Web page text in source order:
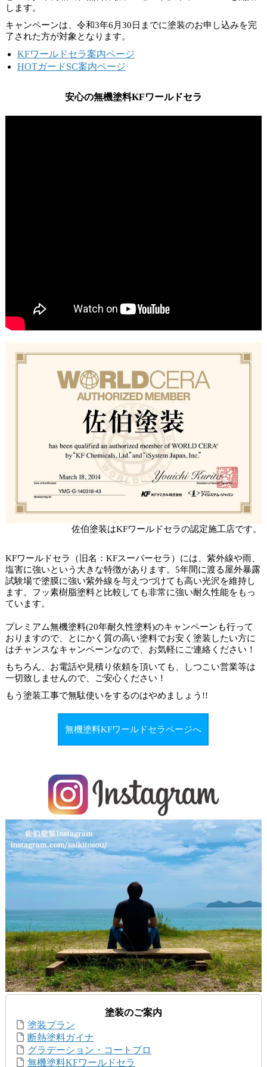
します。
キャンペーンは、 令和3年6月30日 までに塗装のお申し込みを完
了された方が対象となります。
KFワールドセラ案内ページ
HOTガードSC案内ページ
安心の無機塗料KFワールドセラ
佐伯塗装はKFワールドセラの認定施工店です。
KFワールドセラ（旧名：KFスーパーセラ）には、紫外線や雨、
塩害に強いという大きな特徴があります。5年間に渡る屋外暴露
試験場で塗膜に強い紫外線を与えつづけても高い光沢を維持し
ます。フッ素樹脂塗料と比較しても非常に強い耐久性能をもっ
ています。
プレミアム無機塗料(20年耐久性塗料)のキャンペーンも行って
おりますので、とにかく質の高い塗料でお安く塗装したい方に
はチャンスなキャンペーンなので、お気軽にご連絡ください！
もちろん、お電話や見積り依頼を頂いても、しつこい営業等は
一切致しませんので、ご安心ください！
もう塗装工事で無駄使いをするのはやめましょう !!
無機塗料KFワールドセラページへ
塗装のご案内
塗装プラン
断熱塗料ガイナ
グラデーション・コートプロ
無機塗料KFワールドセラ